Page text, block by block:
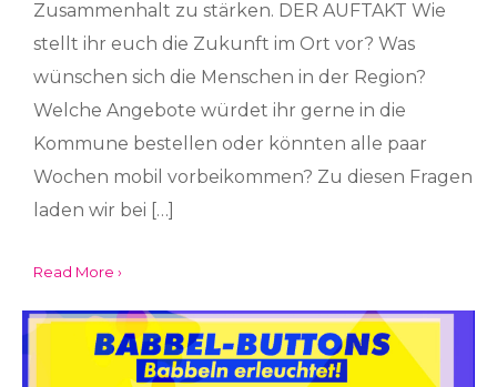
Zusammenhalt zu stärken. DER AUFTAKT Wie
stellt ihr euch die Zukunft im Ort vor? Was
wünschen sich die Menschen in der Region?
Welche Angebote würdet ihr gerne in die
Kommune bestellen oder könnten alle paar
Wochen mobil vorbeikommen? Zu diesen Fragen
laden wir bei […]
Read More ›